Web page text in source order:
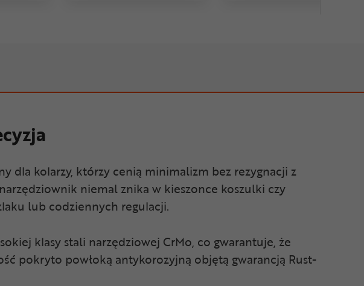
kolarzy, którzy cenią minimalizm bez rezygnacji z
niemal znika w kieszonce koszulki czy
lub codziennych regulacji.
klasy stali narzędziowej CrMo, co gwarantuje, że
pokryto powłoką antykorozyjną objętą gwarancją Rust-